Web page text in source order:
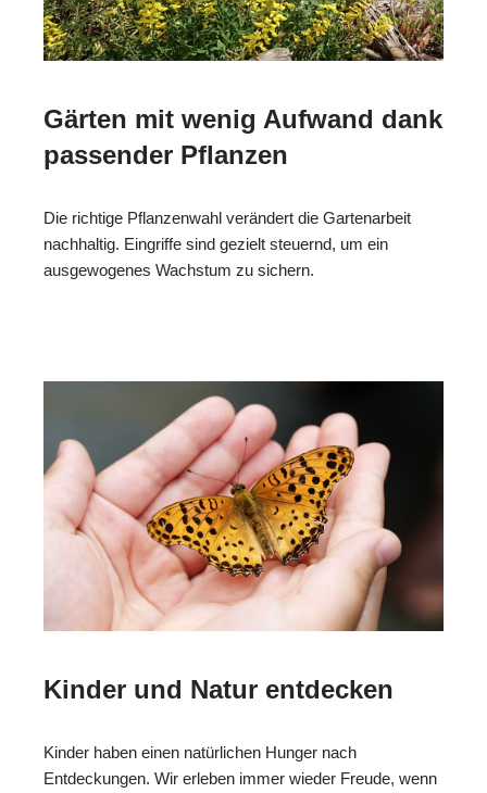
Gärten mit wenig Aufwand dank
passender Pflanzen
Die richtige Pflanzenwahl verändert die Gartenarbeit
nachhaltig. Eingriffe sind gezielt steuernd, um ein
ausgewogenes Wachstum zu sichern.
Kinder und Natur entdecken
Kinder haben einen natürlichen Hunger nach
Entdeckungen. Wir erleben immer wieder Freude, wenn